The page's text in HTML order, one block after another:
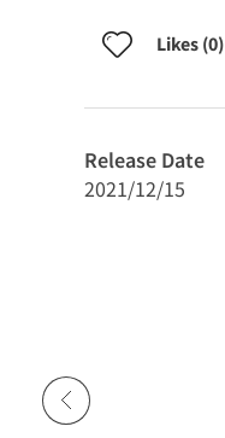
Likes (0)
Release Date
2021/12/15